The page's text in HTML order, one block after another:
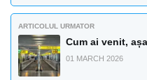
ARTICOLUL URMATOR
Cum ai venit,
01 MARCH 2026